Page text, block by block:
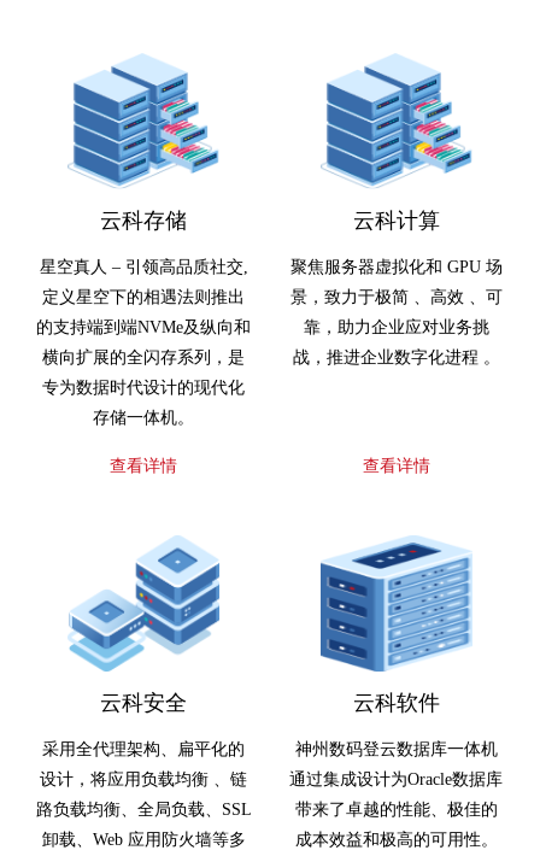
云科存储
星空真人 – 引领高品质社交,
定义星空下的相遇法则推出
的支持端到端NVMe及纵向和
横向扩展的全闪存系列，是
专为数据时代设计的现代化
存储一体机。
查看详情
云科计算
聚焦服务器虚拟化和 GPU 场
景，致力于极简 、高效 、可
靠，助力企业应对业务挑
战，推进企业数字化进程 。
查看详情
云科安全
采用全代理架构、扁平化的
设计，将应用负载均衡 、链
路负载均衡、全局负载、SSL
卸载、Web 应用防火墙等多
云科软件
神州数码登云数据库一体机
通过集成设计为Oracle数据库
带来了卓越的性能、极佳的
成本效益和极高的可用性。